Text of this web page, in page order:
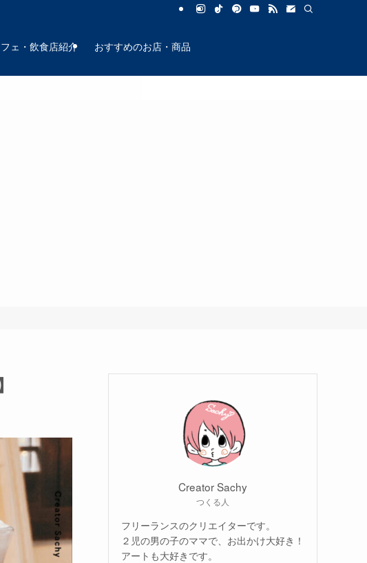
ェ・飲食店紹介 おすすめのお店・商品
Creator Sachy
つくる人
フリーランスのクリエイターです。
２児の男の子のママで、お出かけ大好き！
アートも大好きです。